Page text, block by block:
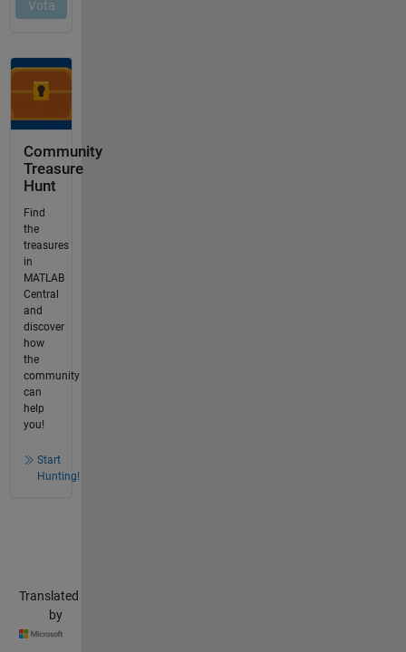
Community
Treasure
Hunt
Find
the
treasures
in
MATLAB
Central
and
discover
how
the
community
can
help
you!
Start
Hunting!
Translated
by